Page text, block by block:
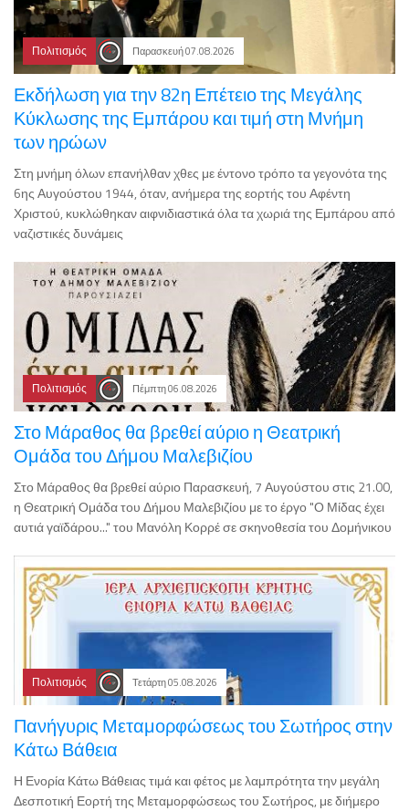
Πολιτισμός Παρασκευή 07.08.2026
Εκδήλωση για την 82η Επέτειο της Μεγάλης
Κύκλωσης της Εμπάρου και τιμή στη Μνήμη
των ηρώων
Στη μνήμη όλων επανήλθαν χθες με έντονο τρόπο τα γεγονότα της
6ης Αυγούστου 1944, όταν, ανήμερα της εορτής του Αφέντη
Χριστού, κυκλώθηκαν αιφνιδιαστικά όλα τα χωριά της Εμπάρου από
ναζιστικές δυνάμεις
Πολιτισμός Πέμπτη 06.08.2026
Στο Μάραθος θα βρεθεί αύριο η Θεατρική
Ομάδα του Δήμου Μαλεβιζίου
Στο Μάραθος θα βρεθεί αύριο Παρασκευή, 7 Αυγούστου στις 21.00,
η Θεατρική Ομάδα του Δήμου Μαλεβιζίου με το έργο "Ο Μίδας έχει
αυτιά γαϊδάρου..." του Μανόλη Κορρέ σε σκηνοθεσία του Δομήνικου
Πολιτισμός Τετάρτη 05.08.2026
Πανήγυρις Μεταμορφώσεως του Σωτήρος στην
Κάτω Βάθεια
Η Ενορία Κάτω Βάθειας τιμά και φέτος με λαμπρότητα την μεγάλη
Δεσποτική Εορτή της Μεταμορφώσεως του Σωτήρος, με διήμερο